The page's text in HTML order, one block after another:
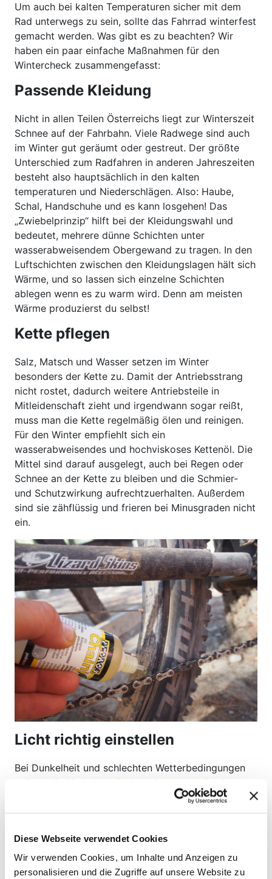
Diese Webseite verwendet Cookies
Wir verwenden Cookies, um Inhalte und Anzeigen zu
personalisieren und die Zugriffe auf unsere Website zu
Um auch bei kalten Temperaturen sicher mit dem
Rad unterwegs zu sein, sollte das Fahrrad winterfest
gemacht werden. Was gibt es zu beachten? Wir
haben ein paar einfache Maßnahmen für den
Wintercheck zusammengefasst:
Passende Kleidung
Nicht in allen Teilen Österreichs liegt zur Winterszeit
Schnee auf der Fahrbahn. Viele Radwege sind auch
im Winter gut geräumt oder gestreut. Der größte
Unterschied zum Radfahren in anderen Jahreszeiten
besteht also hauptsächlich in den kalten
temperaturen und Niederschlägen. Also: Haube,
Schal, Handschuhe und es kann losgehen! Das
„Zwiebelprinzip“ hilft bei der Kleidungswahl und
bedeutet, mehrere dünne Schichten unter
wasserabweisendem Obergewand zu tragen. In den
Luftschichten zwischen den Kleidungslagen hält sich
Wärme, und so lassen sich einzelne Schichten
ablegen wenn es zu warm wird. Denn am meisten
Wärme produzierst du selbst!
Kette pflegen
Salz, Matsch und Wasser setzen im Winter
besonders der Kette zu. Damit der Antriebsstrang
nicht rostet, dadurch weitere Antriebsteile in
Mitleidenschaft zieht und irgendwann sogar reißt,
muss man die Kette regelmäßig ölen und reinigen.
Für den Winter empfiehlt sich ein
wasserabweisendes und hochviskoses Kettenöl. Die
Mittel sind darauf ausgelegt, auch bei Regen oder
Schnee an der Kette zu bleiben und die Schmier-
und Schutzwirkung aufrechtzuerhalten. Außerdem
sind sie zähflüssig und frieren bei Minusgraden nicht
ein.
Licht richtig einstellen
Bei Dunkelheit und schlechten Wetterbedingungen
sollten alle VerkehrsteilnehmerInnen gut sichtbar
sein – und auf weniger sichtbare Personen Rücksicht
nehmen. Die gesetzlich festgelegten
daher im Winter besonders wichtig. Genaueres
findet ihrhier. Der Scheinwerfer muss so eingestellt
sein, dass er den Gegenverkehr nicht blendet. Als